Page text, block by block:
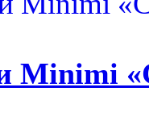
Minimi